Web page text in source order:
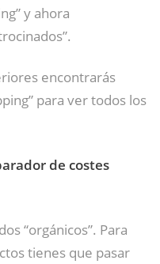
y ahora
encontrarás
para ver todos los
de costes
“orgánicos”. Para
tienes que pasar